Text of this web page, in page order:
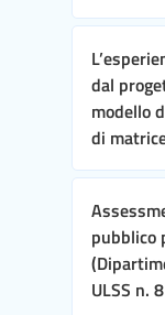
dal
modello
di
pubblico
ULSS n.